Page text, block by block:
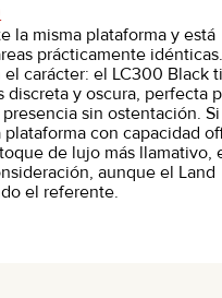
la misma plataforma y está
prácticamente
carácter: el LC300 Black
discreta y oscura, perfecta
sin ostentación. Si
plataforma con capacidad
de lujo más llamativo,
aunque el Land
el referente.